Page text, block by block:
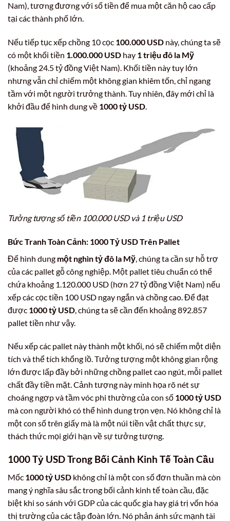
Nam), tương đương với số tiền để mua một căn hộ cao cấp
tại các thành phố lớn.
Nếu tiếp tục xếp chồng 10 cọc 100.000 USD này, chúng ta sẽ
có một khối tiền 1.000.000 USD hay 1 triệu đô la Mỹ
(khoảng 24.5 tỷ đồng Việt Nam). Khối tiền này tuy lớn
nhưng vẫn chỉ chiếm một không gian khiêm tốn, chỉ ngang
tầm với một người trưởng thành. Tuy nhiên, đây mới chỉ là
khởi đầu để hình dung về 1000 tỷ USD.
Tưởng tượng số tiền 100.000 USD và 1 triệu USD
Bức Tranh Toàn Cảnh: 1000 Tỷ USDTrên Pallet
Để hình dung một nghìn tỷ đô la Mỹ , chúng ta cần sự hỗ trợ
của các pallet gỗ công nghiệp. Một pallet tiêu chuẩn có thể
chứa khoảng 1.120.000 USD (hơn 27 tỷ đồng Việt Nam) nếu
xếp các cọc tiền 100 USD ngay ngắn và chồng cao. Để đạt
được 1000 tỷ USD , chúng ta sẽ cần đến khoảng 892.857
pallet tiền như vậy.
Nếu xếp các pallet này thành một khối, nó sẽ chiếm một diện
tích và thể tích khổng lồ. Tưởng tượng một không gian rộng
lớn được lấp đầy bởi những chồng pallet cao ngút, mỗi pallet
chất đầy tiền mặt. Cảnh tượng này minh họa rõ nét sự
choáng ngợp và tầm vóc phi thường của con số 1000 tỷ USD
mà con người khó có thể hình dung trọn vẹn. Nó không chỉ là
một con số trên giấy mà là một núi tiền vật chất thực sự,
thách thức mọi giới hạn về sự tưởng tượng.
1000 Tỷ USDTrong Bối Cảnh Kinh Tế Toàn Cầu
Mốc 1000 tỷ USD không chỉ là một con số đơn thuần mà còn
mang ý nghĩa sâu sắc trong bối cảnh kinh tế toàn cầu, đặc
biệt khi so sánh với GDP của các quốc gia hay giá trị vốn hóa
thị trường của các tập đoàn lớn. Nó phản ánh sức mạnh tài